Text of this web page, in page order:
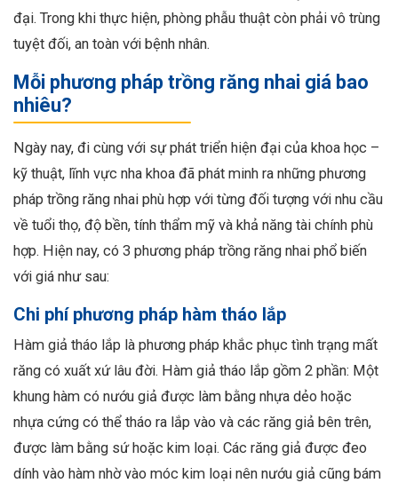
đại. Trong khi thực hiện, phòng phẫu thuật còn phải vô trùng
tuyệt đối, an toàn với bệnh nhân.
Mỗi phương pháp trồng răng nhai giá bao
nhiêu?
Ngày nay, đi cùng với sự phát triển hiện đại của khoa học –
kỹ thuật, lĩnh vực nha khoa đã phát minh ra những phương
pháp trồng răng nhai phù hợp với từng đối tượng với nhu cầu
về tuổi thọ, độ bền, tính thẩm mỹ và khả năng tài chính phù
hợp. Hiện nay, có 3 phương pháp trồng răng nhai phổ biến
với giá như sau:
Chi phí phương pháp hàm tháo lắp
Hàm giả tháo lắp là phương pháp khắc phục tình trạng mất
răng có xuất xứ lâu đời. Hàm giả tháo lắp gồm 2 phần: Một
khung hàm có nướu giả được làm bằng nhựa dẻo hoặc
nhựa cứng có thể tháo ra lắp vào và các răng giả bên trên,
được làm bằng sứ hoặc kim loại. Các răng giả được đeo
dính vào hàm nhờ vào móc kim loại nên nướu giả cũng bám